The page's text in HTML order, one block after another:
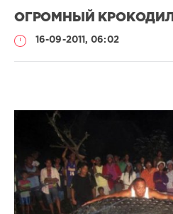
ОГРОМНЫЙ
16-09-2011, 06:02
Natalja
738
0